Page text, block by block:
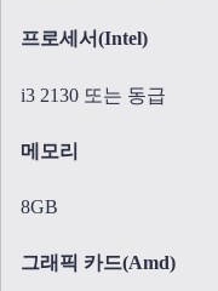
프로세서(Intel)
i3 2130 또는 동급
메모리
8GB
그래픽 카드(Amd)